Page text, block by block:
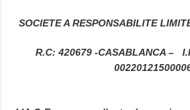
SOCIETE A RESPONSABILITE
R.C: 420679 -CASABLANCA –